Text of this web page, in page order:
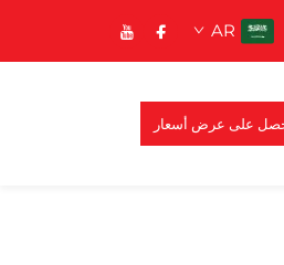
AR
على عرض أسعار